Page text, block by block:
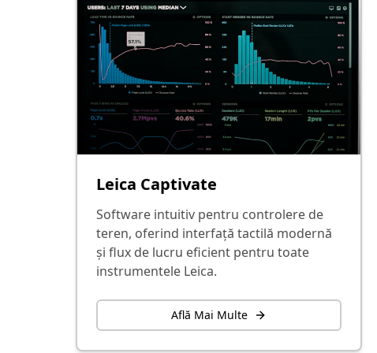
Leica Captivate
Software intuitiv pentru controlere de
teren, oferind interfață tactilă modernă
și flux de lucru eficient pentru toate
instrumentele Leica.
Află Mai Multe